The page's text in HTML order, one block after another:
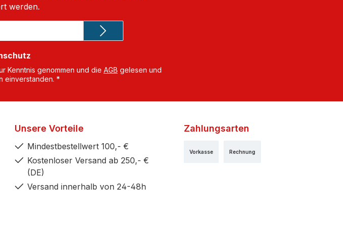
werden.
Kenntnis genommen und die AGB gelesen und
einverstanden. *
Unsere Vorteile
Mindestbestellwert 100,- €
Kostenloser Versand ab 250,- €
(DE)
Versand innerhalb von 24-48h
Zahlungsarten
Rechnung
Vorkasse